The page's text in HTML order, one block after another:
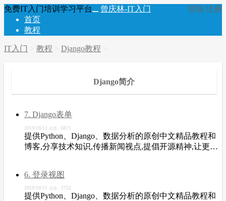
免费IT入门培训学习平台 登陆 注册
曾庆林-IT入门
首页
教程
IT入门 教程 Django教程
Django简介
7. Django表单
2019/10/11 点击： 6871
提供Python、Django、数据分析的原创中文精品教程和
博客,分享技术知识,传播新闻视点,提倡开源精神,让更多
6. 登录视图
2019/10/11 点击： 2752
提供Python、Django、数据分析的原创中文精品教程和